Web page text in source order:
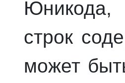
строк
может